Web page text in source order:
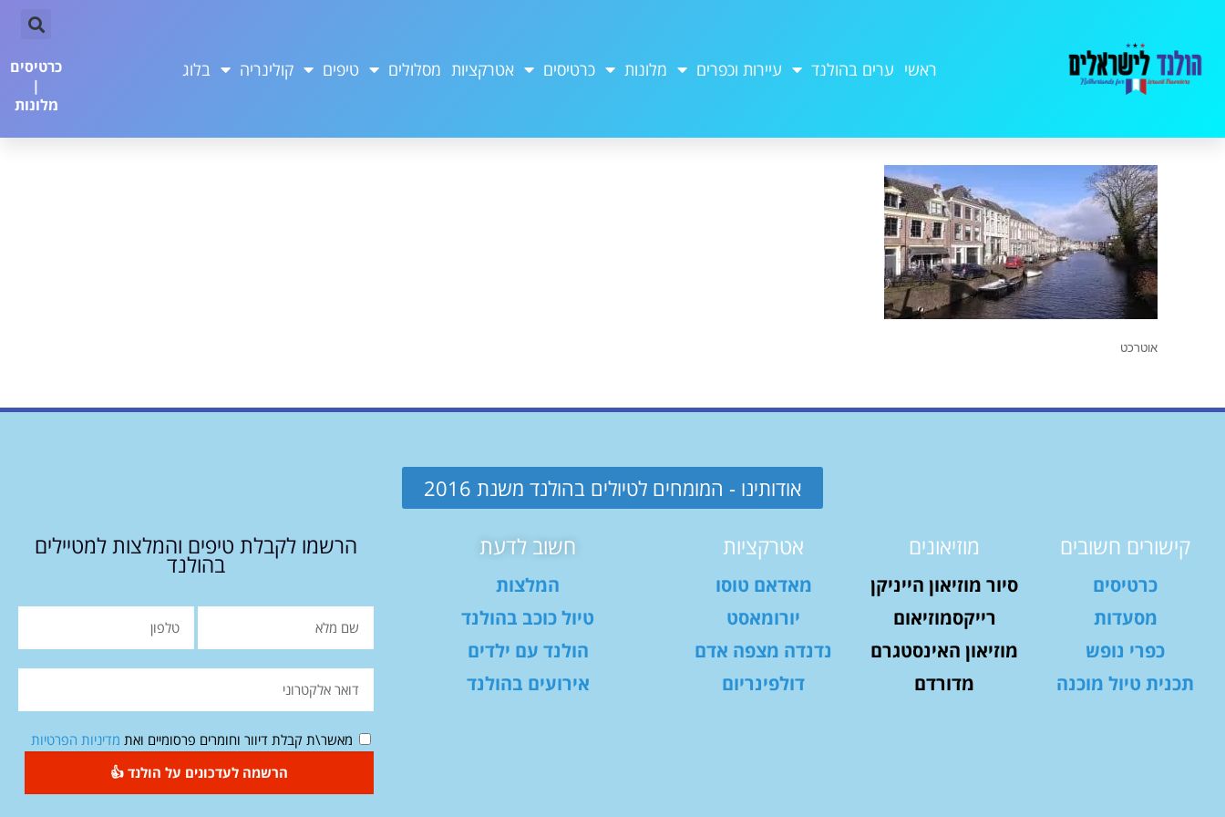
ראשי ערים בהולנד עיירות וכפרים מלונות כרטיסים אטרקציות מסלולים טיפים קולינריה בלוג
כרטיסים
|
מלונות
אוטרכט
אודותינו - המומחים לטיולים בהולנד משנת 2016
קישורים חשובים
כרטיסים
מסעדות
כפרי נופש
תכנית טיול מוכנה
מוזיאונים
סיור מוזיאון הייניקן
רייקסמוזיאום
מוזיאון האינסטגרם
מדורדם
אטרקציות
מאדאם טוסו
יורומאסט
נדנדה מצפה אדם
דולפינריום
חשוב לדעת
המלצות
טיול כוכב בהולנד
הולנד עם ילדים
אירועים בהולנד
הרשמו לקבלת טיפים והמלצות למטיילים
בהולנד
מאשר\ת קבלת דיוור וחומרים פרסומיים ואת מדיניות הפרטיות
הרשמה לעדכונים על הולנד 👍